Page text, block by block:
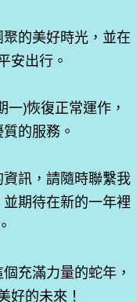
的美好時光，並在
安出行。
)恢復正常運作，
的服務。
訊，請隨時聯繫我
期待在新的一年裡
充滿力量的蛇年，
好的未來！